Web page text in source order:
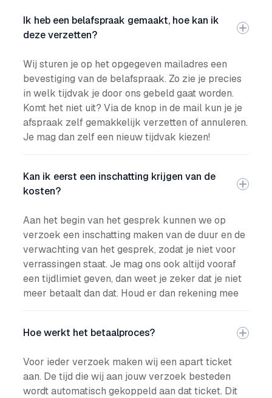
Ik heb een belafspraak gemaakt, hoe kan ik
deze verzetten?
Wij sturen je op het opgegeven mailadres een
bevestiging van de belafspraak. Zo zie je precies
in welk tijdvak je door ons gebeld gaat worden.
Komt het niet uit? Via de knop in de mail kun je je
afspraak zelf gemakkelijk verzetten of annuleren.
Je mag dan zelf een nieuw tijdvak kiezen!
Kan ik eerst een inschatting krijgen van de
kosten?
Aan het begin van het gesprek kunnen we op
verzoek een inschatting maken van de duur en de
verwachting van het gesprek, zodat je niet voor
verrassingen staat. Je mag ons ook altijd vooraf
een tijdlimiet geven, dan weet je zeker dat je niet
meer betaalt dan dat. Houd er dan rekening mee
Hoe werkt het betaalproces?
Voor ieder verzoek maken wij een apart ticket
aan. De tijd die wij aan jouw verzoek besteden
wordt automatisch gekoppeld aan dat ticket. Dit